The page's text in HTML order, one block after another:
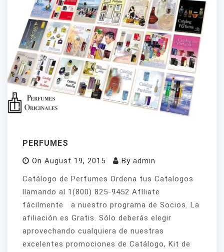
PERFUMES
On August 19, 2015 By admin
Catálogo de Perfumes Ordena tus Catalogos
llamando al 1(800) 825-9452 Afíliate
fácilmente a nuestro programa de Socios. La
afiliación es Gratis. Sólo deberás elegir
aprovechando cualquiera de nuestras
excelentes promociones de Catálogo, Kit de